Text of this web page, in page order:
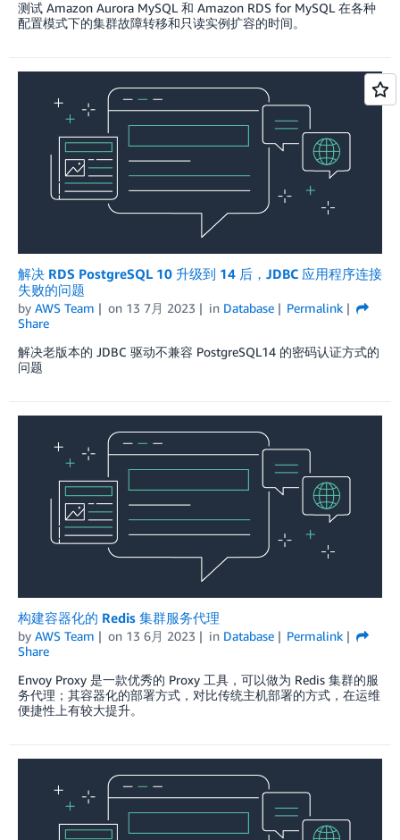
测试 Amazon Aurora MySQL 和 Amazon RDS for MySQL 在各种
配置模式下的集群故障转移和只读实例扩容的时间。
解决 RDS PostgreSQL 10 升级到 14 后，JDBC 应用程序连接
失败的问题
by AWS Team on 13 7月 2023 in Database
Permalink
Share
解决老版本的 JDBC 驱动不兼容 PostgreSQL14 的密码认证方式的
问题
构建容器化的 Redis 集群服务代理
by AWS Team on 13 6月 2023 in Database
Permalink
Share
Envoy Proxy 是一款优秀的 Proxy 工具，可以做为 Redis 集群的服
务代理；其容器化的部署方式，对比传统主机部署的方式，在运维
便捷性上有较大提升。